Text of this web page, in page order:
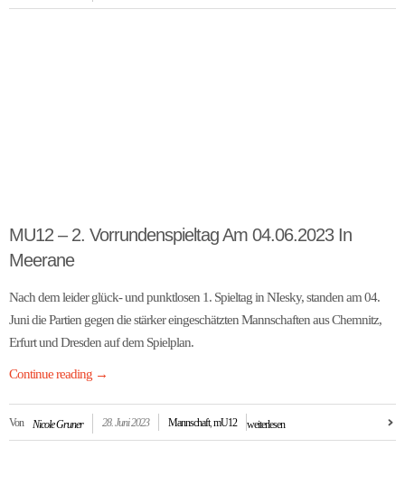
MU12 – 2. Vorrundenspieltag Am 04.06.2023 In
Meerane
Nach dem leider glück- und punktlosen 1. Spieltag in NIesky, standen am 04.
Juni die Partien gegen die stärker eingeschätzten Mannschaften aus Chemnitz,
Erfurt und Dresden auf dem Spielplan.
Continue reading →
Von Nicole Gruner 28. Juni 2023 Mannschaft,mU12 weiterlesen